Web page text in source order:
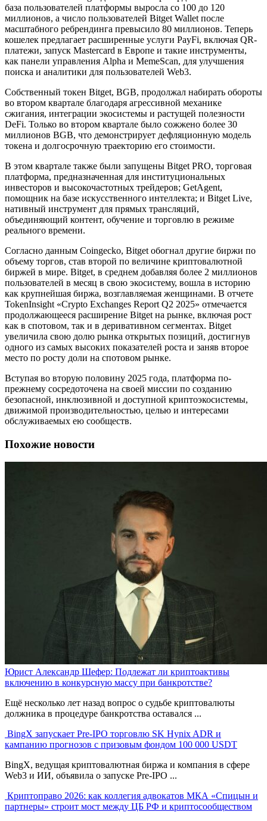
база пользователей платформы выросла со 100 до 120
миллионов, а число пользователей Bitget Wallet после
масштабного ребрендинга превысило 80 миллионов. Теперь
кошелек предлагает расширенные услуги PayFi, включая QR-
платежи, запуск Mastercard в Европе и такие инструменты,
как панели управления Alpha и MemeScan, для улучшения
поиска и аналитики для пользователей Web3.
Собственный токен Bitget, BGB, продолжал набирать обороты
во втором квартале благодаря агрессивной механике
сжигания, интеграции экосистемы и растущей полезности
DeFi. Только во втором квартале было сожжено более 30
миллионов BGB, что демонстрирует дефляционную модель
токена и долгосрочную траекторию его стоимости.
В этом квартале также были запущены Bitget PRO, торговая
платформа, предназначенная для институциональных
инвесторов и высокочастотных трейдеров; GetAgent,
помощник на базе искусственного интеллекта; и Bitget Live,
нативный инструмент для прямых трансляций,
объединяющий контент, обучение и торговлю в режиме
реального времени.
Согласно данным Coingecko, Bitget обогнал другие биржи по
объему торгов, став второй по величине криптовалютной
биржей в мире. Bitget, в среднем добавляя более 2 миллионов
пользователей в месяц в свою экосистему, вошла в историю
как крупнейшая биржа, возглавляемая женщинами. В отчете
TokenInsight «Crypto Exchanges Report Q2 2025» отмечается
продолжающееся расширение Bitget на рынке, включая рост
как в спотовом, так и в деривативном сегментах. Bitget
увеличила свою долю рынка открытых позиций, достигнув
одного из самых высоких показателей роста и заняв второе
место по росту доли на спотовом рынке.
Вступая во вторую половину 2025 года, платформа по-
прежнему сосредоточена на своей миссии по созданию
безопасной, инклюзивной и доступной криптоэкосистемы,
движимой производительностью, целью и интересами
обслуживаемых ею сообществ.
Похожие новости
Юрист Александр Шефер: Подлежат ли криптоактивы
включению в конкурсную массу при банкротстве?
Ещё несколько лет назад вопрос о судьбе криптовалюты
должника в процедуре банкротства оставался ...
BingX запускает Pre-IPO торговлю SK Hynix ADR и
кампанию прогнозов с призовым фондом 100 000 USDT
BingX, ведущая криптовалютная биржа и компания в сфере
Web3 и ИИ, объявила о запуске Pre-IPO ...
Криптоправо 2026: как коллегия адвокатов МКА «Спицын и
партнеры» строит мост между ЦБ РФ и криптосообществом